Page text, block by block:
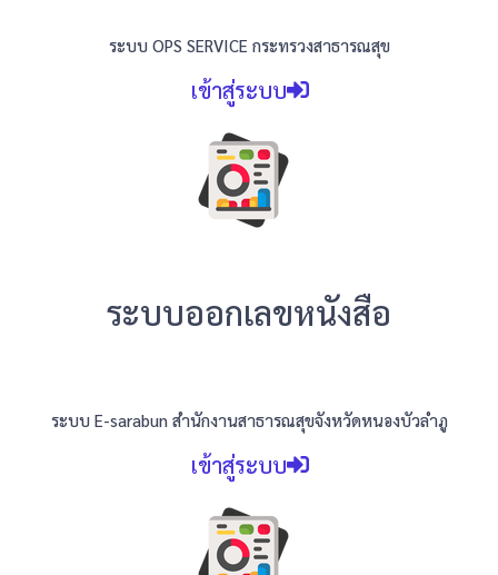
ระบบ OPS SERVICE กระทรวงสาธารณสุข
เข้าสู่ระบบ
ระบบออกเลขหนังสือ
ระบบ E-sarabun สำนักงานสาธารณสุขจังหวัดหนองบัวลำภู
เข้าสู่ระบบ